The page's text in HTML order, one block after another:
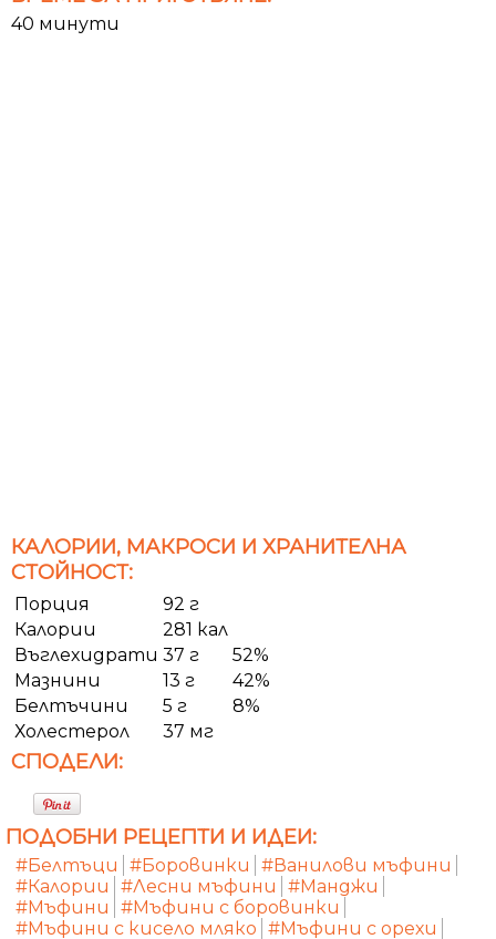
40 минути
КАЛОРИИ, МАКРОСИ И ХРАНИТЕЛНА
СТОЙНОСТ:
Порция
92 г
Калории
281 кал
Въглехидрати 37 г
52%
Мазнини
13 г
42%
Белтъчини
5 г
8%
Холестерол
37 мг
СПОДЕЛИ:
ПОДОБНИ РЕЦЕПТИ И ИДЕИ:
#Белтъци #Боровинки
#Ванилови мъфини
#Калории
#Лесни мъфини
#Манджи
#Мъфини
#Мъфини с боровинки
#Мъфини с кисело мляко #Мъфини с орехи